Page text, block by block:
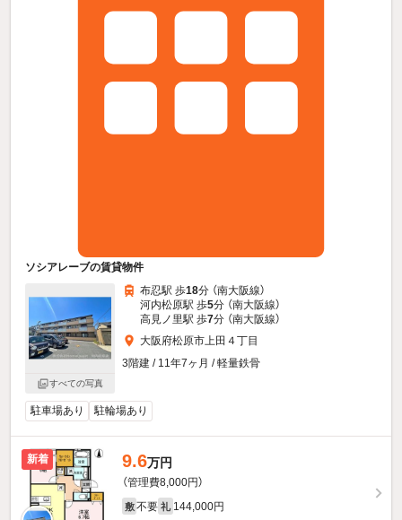
ソシアレーブの賃貸物件
すべての写真
布忍駅 歩18分 （南大阪線）
河内松原駅 歩5分 （南大阪線）
高見ノ里駅 歩7分 （南大阪線）
大阪府松原市上田４丁目
3階建 / 11年7ヶ月 / 軽量鉄骨
駐車場あり 駐輪場あり
新着 9.6万円
（管理費8,000円）
敷 不要 礼 144,000円